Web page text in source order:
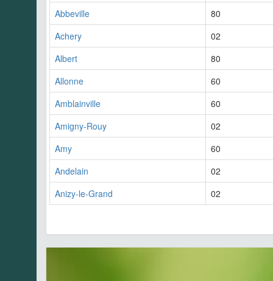
Abbeville
80
Achery
02
Albert
80
Allonne
60
Amblainville
60
Amigny-Rouy
02
Amy
60
Andelain
02
Anizy-le-Grand
02